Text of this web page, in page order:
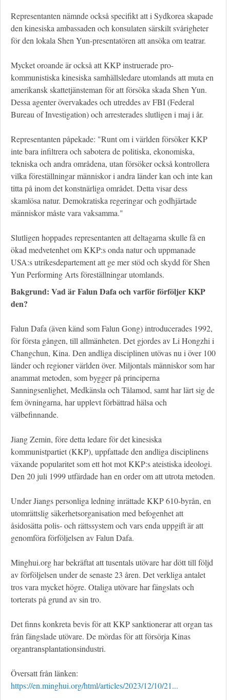
Representanten nämnde också specifikt att i Sydkorea skapade
den kinesiska ambassaden och konsulaten särskilt svårigheter
för den lokala Shen Yun-presentatören att ansöka om teatrar.
Mycket oroande är också att KKP instruerade pro-
kommunistiska kinesiska samhällsledare utomlands att muta en
amerikansk skattetjänsteman för att försöka skada Shen Yun.
Dessa agenter övervakades och utreddes av FBI (Federal
Bureau of Investigation) och arresterades slutligen i maj i år.
Representanten påpekade: "Runt om i världen försöker KKP
inte bara infiltrera och sabotera de politiska, ekonomiska,
tekniska och andra områdena, utan försöker också kontrollera
vilka föreställningar människor i andra länder kan och inte kan
titta på inom det konstnärliga området. Detta visar dess
skamlösa natur. Demokratiska regeringar och godhjärtade
människor måste vara vaksamma."
Slutligen hoppades representanten att deltagarna skulle få en
ökad medvetenhet om KKP:s onda natur och uppmanade
USA:s utrikesdepartement att ge mer stöd och skydd för Shen
Yun Performing Arts föreställningar utomlands.
Bakgrund: Vad är Falun Dafa och varför förföljer KKP
den?
Falun Dafa (även känd som Falun Gong) introducerades 1992,
för första gången, till allmänheten. Det gjordes av Li Hongzhi i
Changchun, Kina. Den andliga disciplinen utövas nu i över 100
länder och regioner världen över. Miljontals människor som har
anammat metoden, som bygger på principerna
Sanningsenlighet, Medkänsla och Tålamod, samt har lärt sig de
fem övningarna, har upplevt förbättrad hälsa och
välbefinnande.
Jiang Zemin, före detta ledare för det kinesiska
kommunistpartiet (KKP), uppfattade den andliga disciplinens
växande popularitet som ett hot mot KKP:s ateistiska ideologi.
Den 20 juli 1999 utfärdade han en order om att utrota metoden.
Under Jiangs personliga ledning inrättade KKP 610-byrån, en
utomrättslig säkerhetsorganisation med befogenhet att
åsidosätta polis- och rättssystem och vars enda uppgift är att
genomföra förföljelsen av Falun Dafa.
Minghui.org har bekräftat att tusentals utövare har dött till följd
av förföljelsen under de senaste 23 åren. Det verkliga antalet
tros vara mycket högre. Otaliga utövare har fängslats och
torterats på grund av sin tro.
Det finns konkreta bevis för att KKP sanktionerar att organ tas
från fängslade utövare. De mördas för att försörja Kinas
organtransplantationsindustri.
Översatt från länken:
https://en.minghui.org/html/articles/2023/12/10/21...